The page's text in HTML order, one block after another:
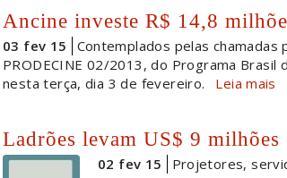
Ancine investe R$ 14,8
03 fev 15
Contemplados pelas chamadas
PRODECINE 02/2013, do Programa Brasil
nesta terça, dia 3 de fevereiro.
Leia mais
Ladrões levam US$ 9 milhões
02 fev 15
Projetores,